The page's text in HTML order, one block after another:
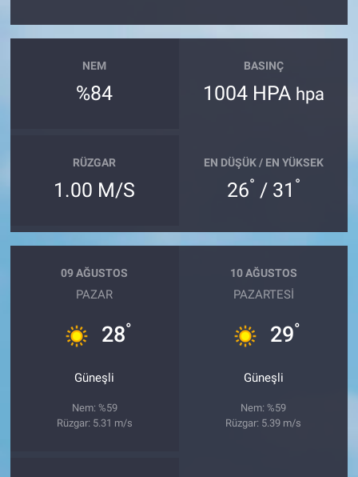
NEM
%84
BASINÇ
1004 HPA hpa
RÜZGAR
1.00 M/S
EN DÜŞÜK / EN YÜKSEK
26° / 31 °
09 AĞUSTOS
PAZAR
28°
Güneşli
Nem: %59
Rüzgar: 5.31 m/s
10 AĞUSTOS
PAZARTESI
29°
Güneşli
Nem: %59
Rüzgar: 5.39 m/s